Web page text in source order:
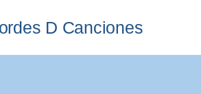
D Canciones